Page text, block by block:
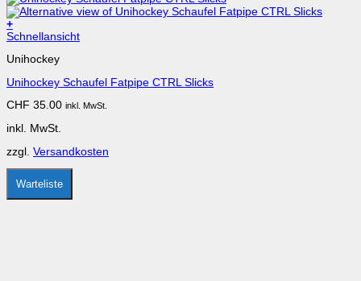
+
Dieses
weist
Varianten
Die
können
der
Produktseite
gewählt
Schnellansicht
Unihockey
Unihockey Schaufel Fatpipe CTRL Slicks
CHF 35.00 inkl. MwSt.
inkl. MwSt.
zzgl. Versandkosten
Warteliste